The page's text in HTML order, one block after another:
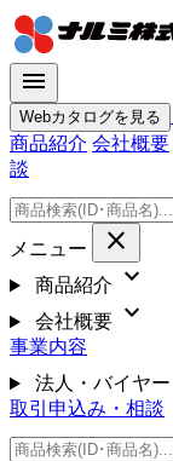
menu
Webカタログを見る
商品紹介 会社概要
談
メニュー close
商品紹介 expand_more
会社概要 expand_more
事業内容
法人・バイヤー
取引申込み・相談